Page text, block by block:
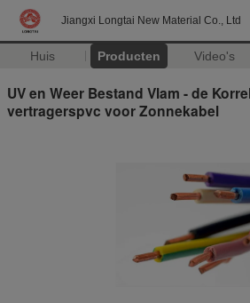
Jiangxi Longtai New Material Co., Ltd
Huis Producten Video's
UV en Weer Bestand Vlam - de
vertragerspvc voor Zonnekabel